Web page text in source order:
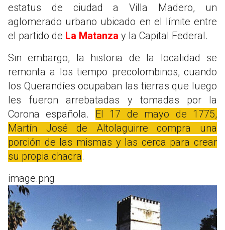
estatus de ciudad a Villa Madero, un
aglomerado urbano ubicado en el límite entre
el partido de La Matanza y la Capital Federal.
Sin embargo, la historia de la localidad se
remonta a los tiempo precolombinos, cuando
los Querandíes ocupaban las tierras que luego
les fueron arrebatadas y tomadas por la
Corona española. El 17 de mayo de 1775,
Martín José de Altolaguirre compra una
porción de las mismas y las cerca para crear
su propia chacra.
image.png